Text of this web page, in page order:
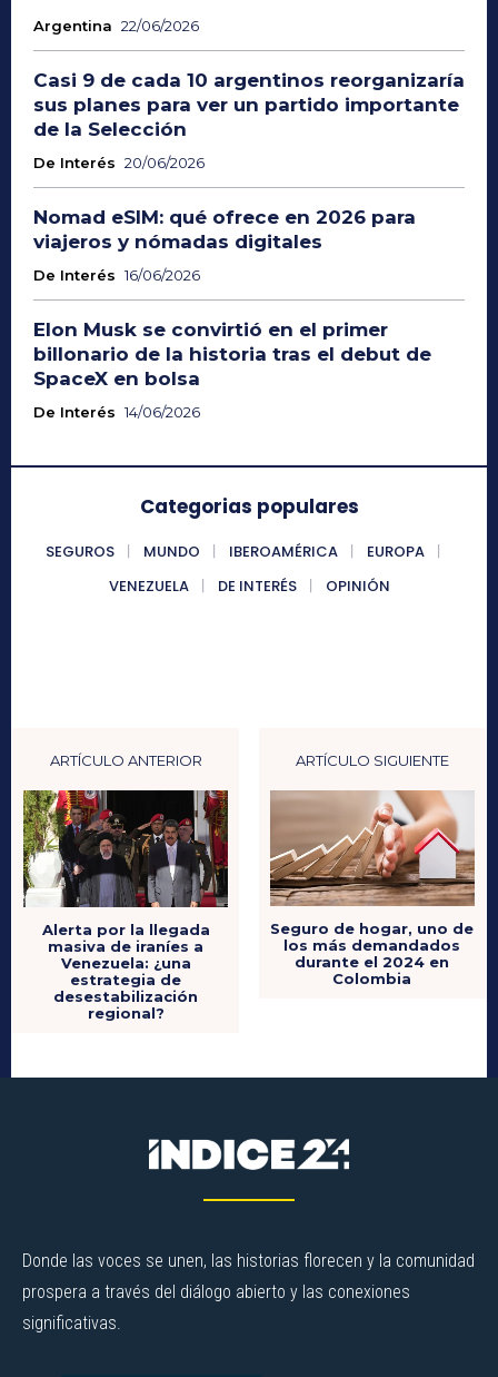
Argentina 22/06/2026
Casi 9 de cada 10 argentinos reorganizaría
sus planes para ver un partido importante
de la Selección
De Interés 20/06/2026
Nomad eSIM: qué ofrece en 2026 para
viajeros y nómadas digitales
De Interés 16/06/2026
Elon Musk se convirtió en el primer
billonario de la historia tras el debut de
SpaceX en bolsa
De Interés 14/06/2026
Categorias populares
SEGUROS MUNDO IBEROAMÉRICA
EUROPA
VENEZUELA
DE INTERÉS OPINIÓN
ARTÍCULO ANTERIOR
Alerta por la llegada
masiva de iraníes a
Venezuela: ¿una
estrategia de
desestabilización
regional?
ARTÍCULO SIGUIENTE
Seguro de hogar, uno de
los más demandados
durante el 2024 en
Colombia
Donde las voces se unen, las historias florecen y la comunidad
prospera a través del diálogo abierto y las conexiones
significativas.